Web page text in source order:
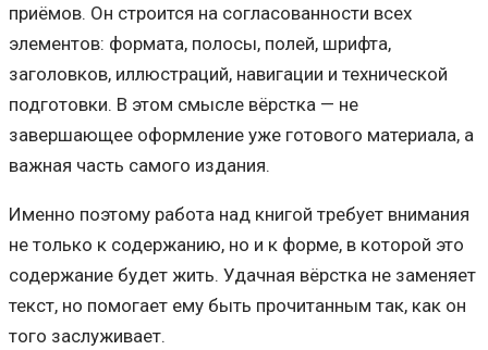
приёмов. Он строится на согласованности всех
элементов: формата, полосы, полей, шрифта,
заголовков, иллюстраций, навигации и технической
подготовки. В этом смысле вёрстка — не
завершающее оформление уже готового материала, а
важная часть самого издания.
Именно поэтому работа над книгой требует внимания
не только к содержанию, но и к форме, в которой это
содержание будет жить. Удачная вёрстка не заменяет
текст, но помогает ему быть прочитанным так, как он
того заслуживает.